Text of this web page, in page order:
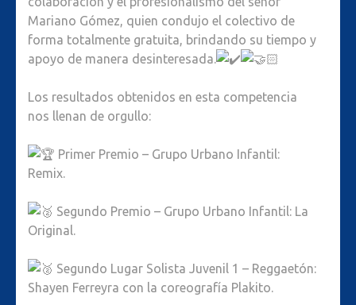
Mariano Gómez, quien condujo el colectivo de
forma totalmente gratuita, brindando su tiempo y
apoyo de manera desinteresada.
Los resultados obtenidos en esta competencia
nos llenan de orgullo:
Primer Premio – Grupo Urbano Infantil:
Remix.
Segundo Premio – Grupo Urbano Infantil: La
Original.
Segundo Lugar Solista Juvenil 1 – Reggaetón:
Shayen Ferreyra con la coreografía Plakito.